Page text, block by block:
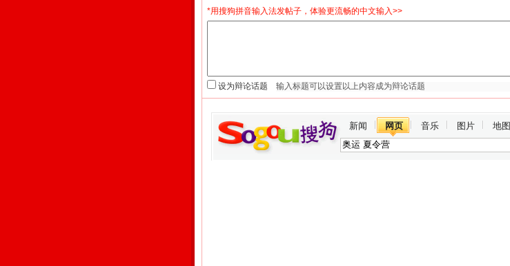
*用搜狗拼音输入法发帖子，体验更流畅的中文输入>>
设为辩论话题
新闻 网页 音乐 图片 地图